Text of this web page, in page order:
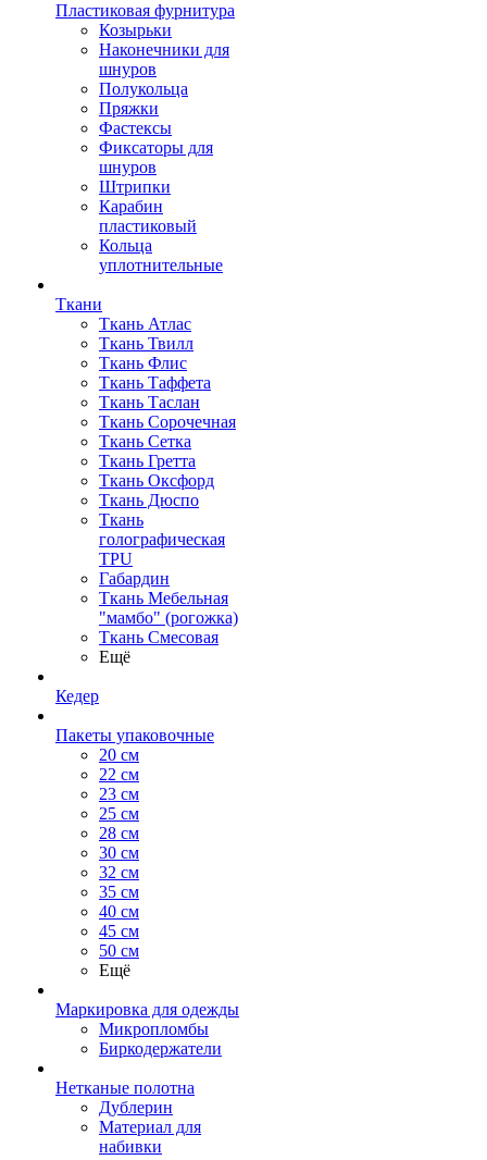
Пластиковая фурнитура
Козырьки
Наконечники для
шнуров
Полукольца
Пряжки
Фастексы
Фиксаторы для
шнуров
Штрипки
Карабин
пластиковый
Кольца
уплотнительные
Ткани
Ткань Атлас
Ткань Твилл
Ткань Флис
Ткань Таффета
Ткань Таслан
Ткань Сорочечная
Ткань Сетка
Ткань Гретта
Ткань Оксфорд
Ткань Дюспо
Ткань
голографическая
TPU
Габардин
Ткань Мебельная
"мамбо" (рогожка)
Ткань Смесовая
Ещё
Кедер
Пакеты упаковочные
20 см
22 см
23 см
25 см
28 см
30 см
32 см
35 см
40 см
45 см
50 см
Ещё
Маркировка для одежды
Микропломбы
Биркодержатели
Нетканые полотна
Дублерин
Материал для
набивки